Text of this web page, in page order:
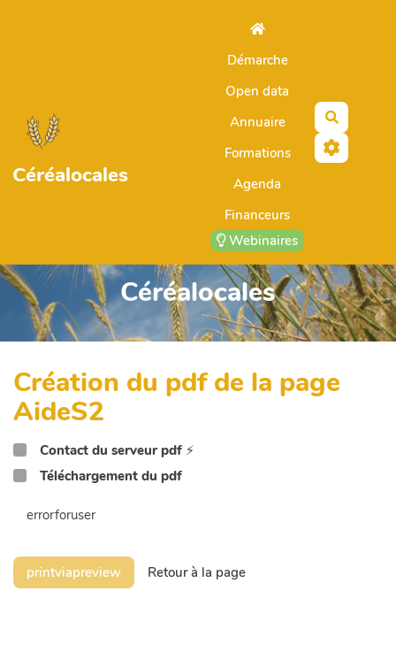
Céréalocales
Démarche
Open data
Annuaire
Formations
Agenda
Financeurs
Webinaires
Céréalocales
Création du pdf de la page
AideS2
Contact du serveur pdf ⚡
Téléchargement du pdf
errorforuser
printviapreview Retour à la page